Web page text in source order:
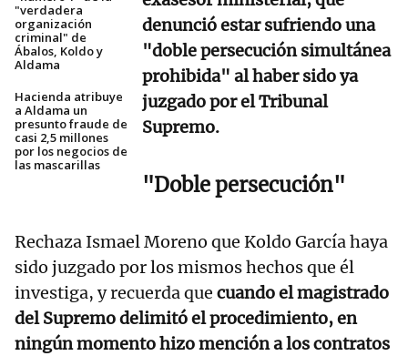
"verdadera
organización
criminal" de
Ábalos, Koldo y
Aldama
Hacienda atribuye
a Aldama un
presunto fraude de
casi 2,5 millones
por los negocios de
las mascarillas
denunció estar sufriendo una
"doble persecución simultánea
prohibida" al haber sido ya
juzgado por el Tribunal
Supremo.
"Doble persecución"
Rechaza Ismael Moreno que Koldo García haya
sido juzgado por los mismos hechos que él
investiga, y recuerda que cuando el magistrado
del Supremo delimitó el procedimiento, en
ningún momento hizo mención a los contratos